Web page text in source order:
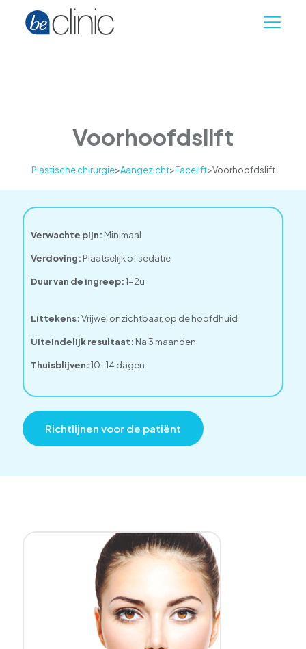
Voorhoofdslift
Plastische chirurgie>Aangezicht>Facelift>Voorhoofdslift
Verwachte pijn: Minimaal
Verdoving: Plaatselijk of sedatie
Duur van de ingreep:1-2u
Littekens:Vrijwel onzichtbaar, op de hoofdhuid
Uiteindelijk resultaat: Na 3 maanden
Thuisblijven:10-14 dagen
Richtlijnen voor de patiënt